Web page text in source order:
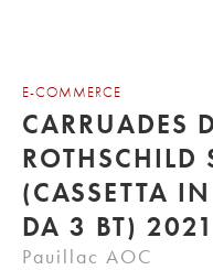
E-COMMERCE
CARRUADES
ROTHSCHILD
(CASSETTA
DA 3 BT) 2021
Pauillac AOC